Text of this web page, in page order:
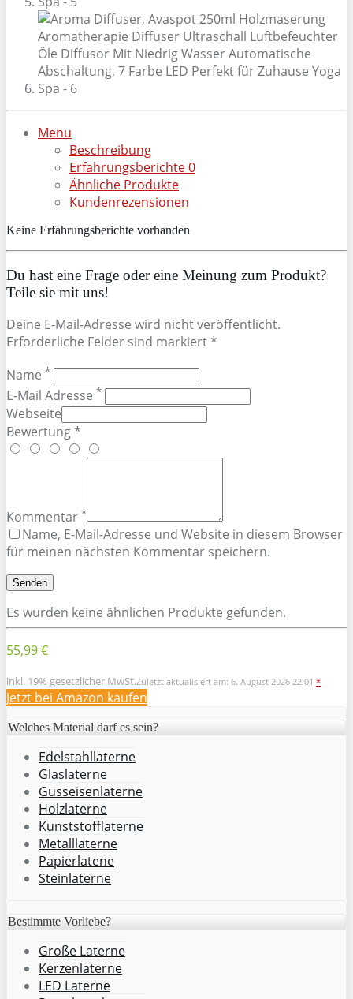
Menu
Beschreibung
Erfahrungsberichte0
Ähnliche Produkte
Kundenrezensionen
Keine Erfahrungsberichte vorhanden
Du hast eine Frage oder eine Meinung zum Produkt?
Teile sie mit uns!
Deine E-Mail-Adresse wird nicht veröffentlicht.
Erforderliche Felder sind markiert *
Name *
E-Mail Adresse *
Webseite
Bewertung *
Kommentar *
Name, E-Mail-Adresse und Website in diesem Browser
für meinen nächsten Kommentar speichern.
Es wurden keine ähnlichen Produkte gefunden.
55,99 €
inkl. 19% gesetzlicher MwSt.Zuletzt aktualisiert am: 6. August 2026 22:01 *
Jetzt bei Amazon kaufen
Welches Material darf es sein?
Edelstahllaterne
Glaslaterne
Gusseisenlaterne
Holzlaterne
Kunststofflaterne
Metalllaterne
Papierlatene
Steinlaterne
Bestimmte Vorliebe?
Große Laterne
Kerzenlaterne
LED Laterne